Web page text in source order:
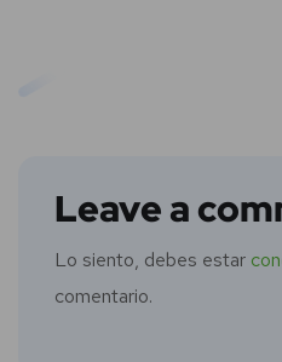
Leave a
Lo siento, debes estar
comentario.